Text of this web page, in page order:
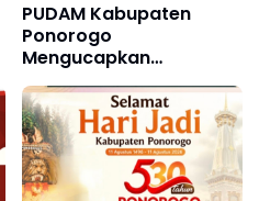
PUDAM Kabupaten
Ponorogo
Mengucapkan
Dirgahayu Republik
Indonesia ke 81, 17
Agustus 1945 - 17
Agustus 2026